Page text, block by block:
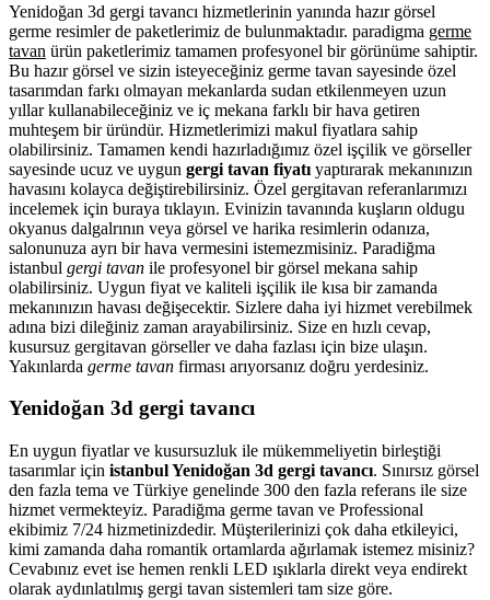
Yenidoğan 3d gergi tavancı hizmetlerinin yanında hazır görsel
germe resimler de paketlerimiz de bulunmaktadır. paradigma germe
tavan ürün paketlerimiz tamamen profesyonel bir görünüme sahiptir.
Bu hazır görsel ve sizin isteyeceğiniz germe tavan sayesinde özel
tasarımdan farkı olmayan mekanlarda sudan etkilenmeyen uzun
yıllar kullanabileceğiniz ve iç mekana farklı bir hava getiren
muhteşem bir üründür. Hizmetlerimizi makul fiyatlara sahip
olabilirsiniz. Tamamen kendi hazırladığımız özel işçilik ve görseller
sayesinde ucuz ve uygun gergi tavan fiyatı yaptırarak mekanınızın
havasını kolayca değiştirebilirsiniz. Özel gergitavan referanlarımızı
incelemek için buraya tıklayın. Evinizin tavanında kuşların oldugu
okyanus dalgalrının veya görsel ve harika resimlerin odanıza,
salonunuza ayrı bir hava vermesini istemezmisiniz. Paradiğma
istanbul gergi tavan ile profesyonel bir görsel mekana sahip
olabilirsiniz. Uygun fiyat ve kaliteli işçilik ile kısa bir zamanda
mekanınızın havası değişecektir. Sizlere daha iyi hizmet verebilmek
adına bizi dileğiniz zaman arayabilirsiniz. Size en hızlı cevap,
kusursuz gergitavan görseller ve daha fazlası için bize ulaşın.
Yakınlarda germe tavan firması arıyorsanız doğru yerdesiniz.
Yenidoğan 3d gergi tavancı
En uygun fiyatlar ve kusursuzluk ile mükemmeliyetin birleştiği
tasarımlar için istanbul Yenidoğan 3d gergi tavancı. Sınırsız görsel
den fazla tema ve Türkiye genelinde 300 den fazla referans ile size
hizmet vermekteyiz. Paradiğma germe tavan ve Professional
ekibimiz 7/24 hizmetinizdedir. Müşterilerinizi çok daha etkileyici,
kimi zamanda daha romantik ortamlarda ağırlamak istemez misiniz?
Cevabınız evet ise hemen renkli LED ışıklarla direkt veya endirekt
olarak aydınlatılmış gergi tavan sistemleri tam size göre.